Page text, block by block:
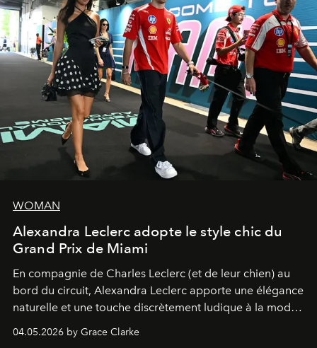
WOMAN
Alexandra Leclerc adopte le style chic du
Grand Prix de Miami
En compagnie de Charles Leclerc (et de leur chien) au
bord du circuit, Alexandra Leclerc apporte une élégance
naturelle et une touche discrètement ludique à la mode
de la Formule 1.
04.05.2026 by Grace Clarke